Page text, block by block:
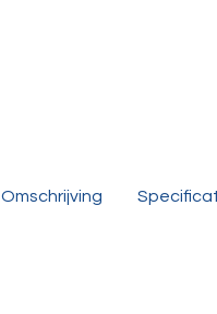
Omschrijving